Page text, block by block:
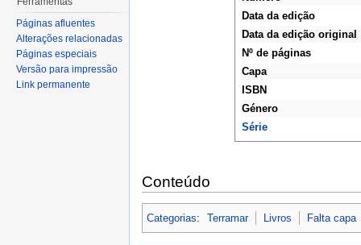
Data da edição
Data da edição original
Nº de páginas
Capa
ISBN
Género
Série
Conteúdo
Categorias: Terramar Livros Falta capa
Páginas afluentes
Alterações relacionadas
Páginas especiais
Versão para impressão
Link permanente